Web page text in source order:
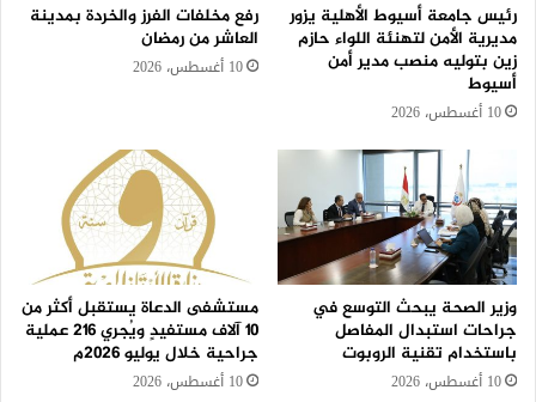
رئيس جامعة أسيوط الأهلية يزور
مديرية الأمن لتهنئة اللواء حازم
زين بتوليه منصب مدير أمن
أسيوط
10 أغسطس، 2026
رفع مخلفات الفرز والخردة بمدينة
العاشر من رمضان
10 أغسطس، 2026
وزير الصحة يبحث التوسع في
جراحات استبدال المفاصل
باستخدام تقنية الروبوت
10 أغسطس، 2026
مستشفى الدعاة يستقبل أكثر من
١٠ آلاف مستفيدٍ ويُجري ٢١٦ عملية
جراحية خلال يوليو ٢٠٢٦م
10 أغسطس، 2026